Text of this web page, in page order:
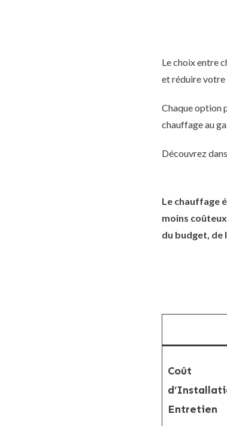
Le choix entre
et réduire
Chaque option
chauffage au
Découvrez
Le chauffage
moins
du budget, de
Coût
Entretien